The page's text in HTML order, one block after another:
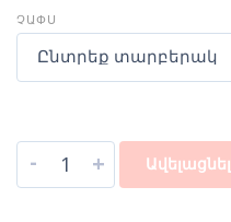
ՉԱՓՍ
Ընտրեք տարբերակ
- + Ավելացնել